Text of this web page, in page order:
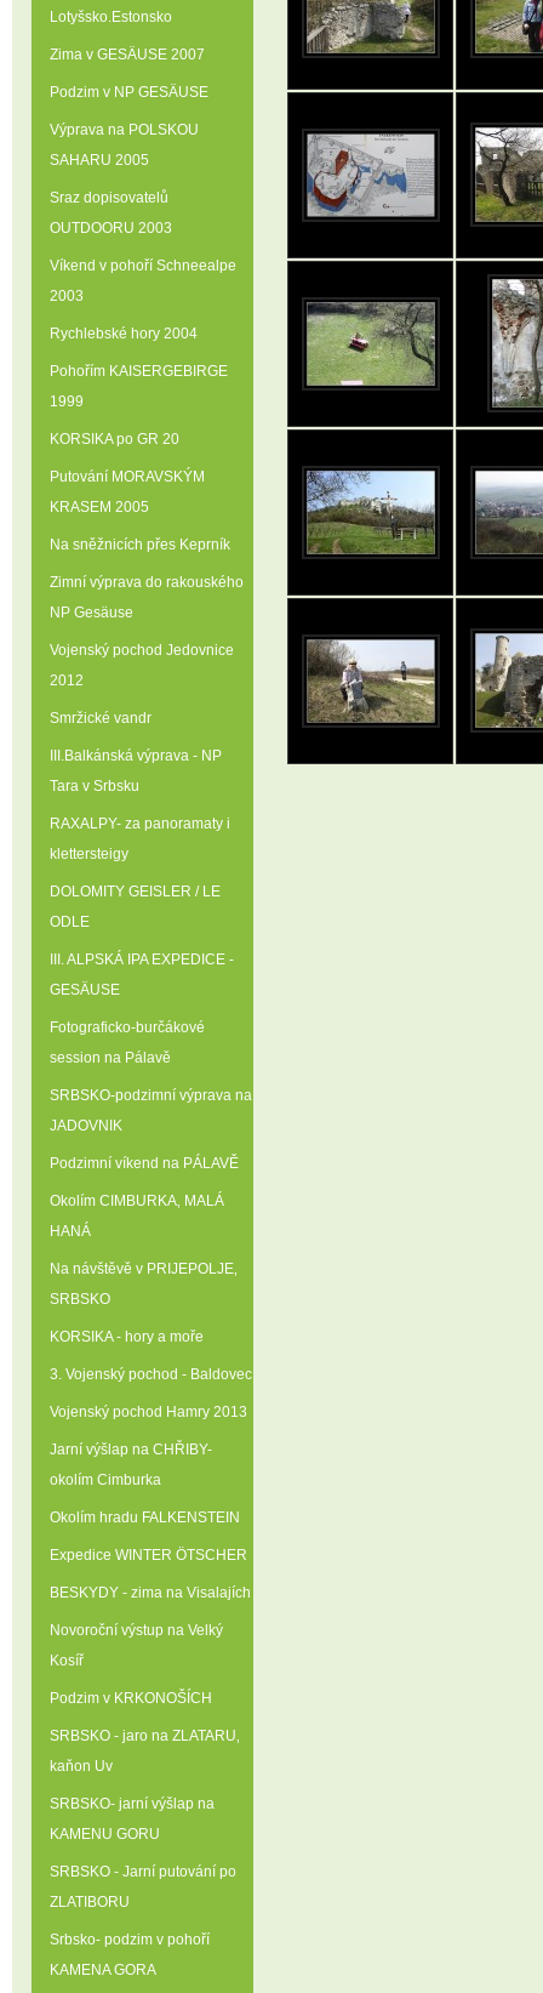
Lotyšsko.Estonsko
Zima v GESÄUSE 2007
Podzim v NP GESÄUSE
Výprava na POLSKOU
SAHARU 2005
Sraz dopisovatelů
OUTDOORU 2003
Víkend v pohoří Schneealpe
2003
Rychlebské hory 2004
Pohořím KAISERGEBIRGE
1999
KORSIKA po GR 20
Putování MORAVSKÝM
KRASEM 2005
Na sněžnicích přes Keprník
Zimní výprava do rakouského
NP Gesäuse
Vojenský pochod Jedovnice
2012
Smržické vandr
III.Balkánská výprava - NP
Tara v Srbsku
RAXALPY- za panoramaty i
klettersteigy
DOLOMITY GEISLER / LE
ODLE
III. ALPSKÁ IPA EXPEDICE -
GESÄUSE
Fotograficko-burčákové
session na Pálavě
SRBSKO-podzimní výprava na
JADOVNIK
Podzimní víkend na PÁLAVĚ
Okolím CIMBURKA‚ MALÁ
HANÁ
Na návštěvě v PRIJEPOLJE‚
SRBSKO
KORSIKA - hory a moře
3. Vojenský pochod - Baldovec
Vojenský pochod Hamry 2013
Jarní výšlap na CHŘIBY-
okolím Cimburka
Okolím hradu FALKENSTEIN
Expedice WINTER ÖTSCHER
BESKYDY - zima na Visalajích
Novoroční výstup na Velký
Kosíř
Podzim v KRKONOŠÍCH
SRBSKO - jaro na ZLATARU‚
kaňon Uv
SRBSKO- jarní výšlap na
KAMENU GORU
SRBSKO - Jarní putování po
ZLATIBORU
Srbsko- podzim v pohoří
KAMENA GORA